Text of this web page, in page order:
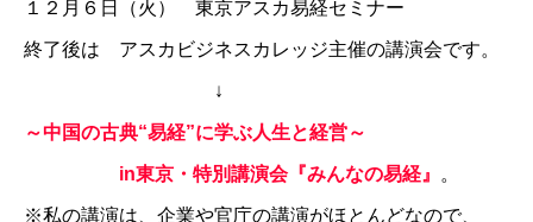
１２月６日（火） 東京アスカ易経セミナー
終了後は アスカビジネスカレッジ主催の講演会です。
↓
～中国の古典“易経”に学ぶ人生と経営～
in東京・特別講演会『みんなの易経』 。
※私の講演は、企業や官庁の講演がほとんどなので、